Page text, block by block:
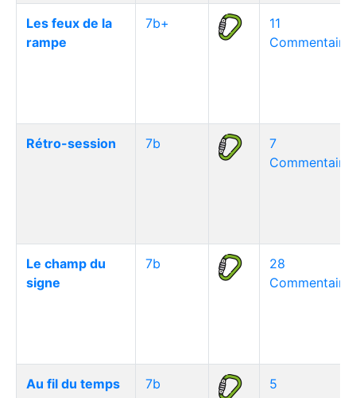
Les feux de la
rampe
7b+
11
Rétro-session 7b
7
Le champ du
signe
7b
28
Au fil du temps 7b
5